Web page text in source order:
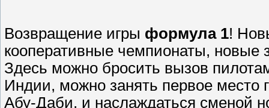
Возвращение игры формула 1!
кооперативные чемпионаты, новые
Здесь можно бросить вызов
Индии, можно занять первое место
Абу-Даби, и наслаждаться сменой